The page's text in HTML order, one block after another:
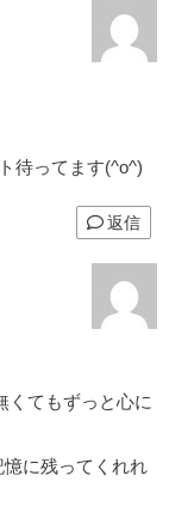
待ってます(^o^)
返信
くてもずっと心に
に残ってくれれ